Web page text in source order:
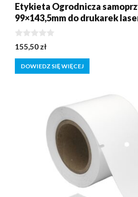
Etykieta Ogrodnicza
99×143,5mm do drukarek
0
z
5
155,50 zł
DOWIEDZ SIĘ WIĘCEJ